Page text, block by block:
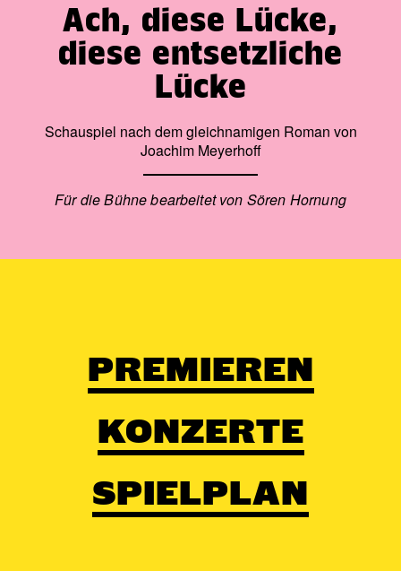
Ach, diese Lücke,
diese entsetzliche
Lücke
Schauspiel nach dem gleichnamigen Roman von
Joachim Meyerhoff
Für die Bühne bearbeitet von Sören Hornung
PREMIEREN
KONZERTE
SPIELPLAN